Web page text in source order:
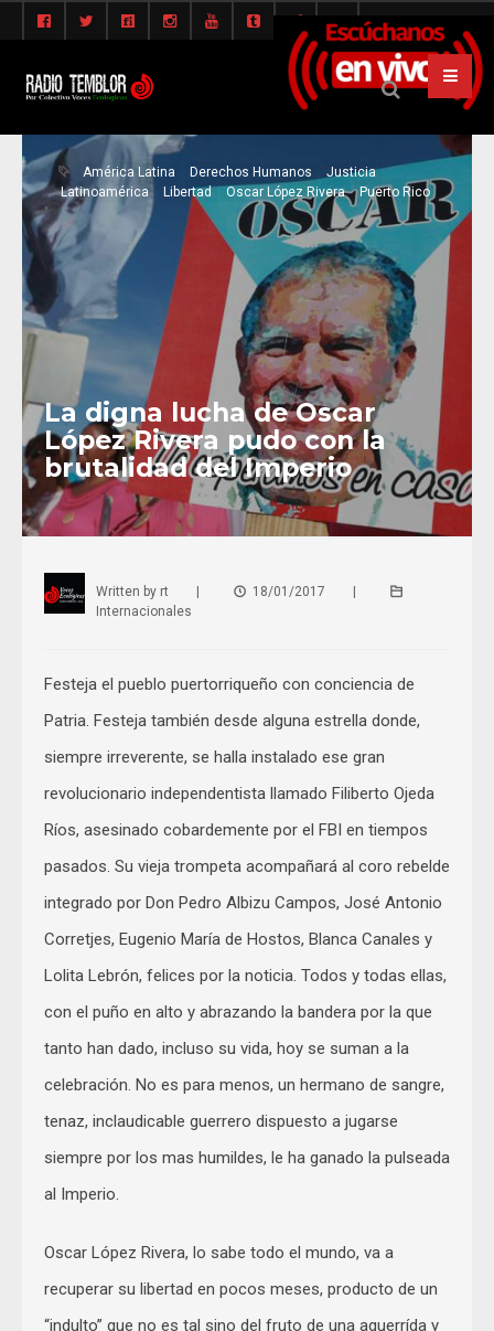
América Latina Derechos Humanos
Justicia
Latinoamérica
Libertad Oscar López Rivera Puerto Rico
La digna lucha de Oscar
López Rivera pudo con la
brutalidad del Imperio
Written by rt 18/01/2017
Internacionales
Festeja el pueblo puertorriqueño con conciencia de
Patria. Festeja también desde alguna estrella donde,
siempre irreverente, se halla instalado ese gran
revolucionario independentista llamado Filiberto Ojeda
Ríos, asesinado cobardemente por el FBI en tiempos
pasados. Su vieja trompeta acompañará al coro rebelde
integrado por Don Pedro Albizu Campos, José Antonio
Corretjes, Eugenio María de Hostos, Blanca Canales y
Lolita Lebrón, felices por la noticia. Todos y todas ellas,
con el puño en alto y abrazando la bandera por la que
tanto han dado, incluso su vida, hoy se suman a la
celebración. No es para menos, un hermano de sangre,
tenaz, inclaudicable guerrero dispuesto a jugarse
siempre por los mas humildes, le ha ganado la pulseada
al Imperio.
Oscar López Rivera, lo sabe todo el mundo, va a
recuperar su libertad en pocos meses, producto de un
“indulto” que no es tal sino del fruto de una aguerrída y